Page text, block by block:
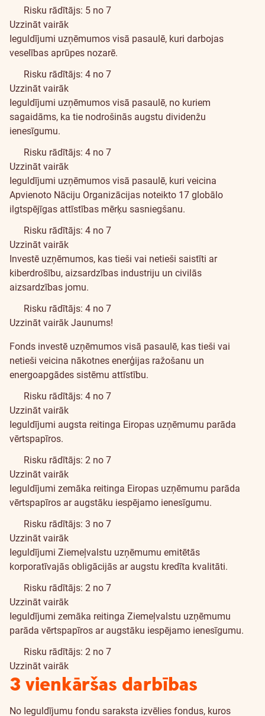
Risku rādītājs: 5 no 7
Uzzināt vairāk
Ieguldījumi uzņēmumos visā pasaulē, kuri darbojas
veselības aprūpes nozarē.
Risku rādītājs: 4 no 7
Uzzināt vairāk
Ieguldījumi uzņēmumos visā pasaulē, no kuriem
sagaidāms, ka tie nodrošinās augstu dividenžu
ienesīgumu.
Risku rādītājs: 4 no 7
Uzzināt vairāk
Ieguldījumi uzņēmumos visā pasaulē, kuri veicina
Apvienoto Nāciju Organizācijas noteikto 17 globālo
ilgtspējīgas attīstības mērķu sasniegšanu.
Risku rādītājs: 4 no 7
Uzzināt vairāk
Investē uzņēmumos, kas tieši vai netieši saistīti ar
kiberdrošību, aizsardzības industriju un civilās
aizsardzības jomu.
Risku rādītājs: 4 no 7
Uzzināt vairāk Jaunums!
Fonds investē uzņēmumos visā pasaulē, kas tieši vai
netieši veicina nākotnes enerģijas ražošanu un
energoapgādes sistēmu attīstību.
Risku rādītājs: 4 no 7
Uzzināt vairāk
Ieguldījumi augsta reitinga Eiropas uzņēmumu parāda
vērtspapīros.
Risku rādītājs: 2 no 7
Uzzināt vairāk
Ieguldījumi zemāka reitinga Eiropas uzņēmumu parāda
vērtspapīros ar augstāku iespējamo ienesīgumu.
Risku rādītājs: 3 no 7
Uzzināt vairāk
Ieguldījumi Ziemeļvalstu uzņēmumu emitētās
korporatīvajās obligācijās ar augstu kredīta kvalitāti.
Risku rādītājs: 2 no 7
Uzzināt vairāk
Ieguldījumi zemāka reitinga Ziemeļvalstu uzņēmumu
parāda vērtspapīros ar augstāku iespējamo ienesīgumu.
Risku rādītājs: 2 no 7
Uzzināt vairāk
3 vienkāršas darbības
No Ieguldījumu fondu saraksta izvēlies fondus, kuros